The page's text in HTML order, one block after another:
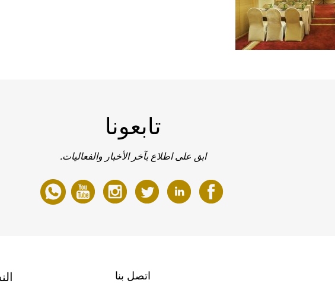
تابعونا
ابق على اطلاع بآخر الأخبار والفعاليات.
اتصل بنا